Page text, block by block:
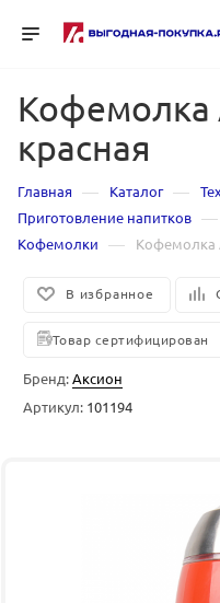
Кофемолка
красная
Главная — Каталог —
Приготовление напитков —
Кофемолки — Кофемолка
В избранное
Товар сертифицирован
Бренд:Аксион
Артикул: 101194